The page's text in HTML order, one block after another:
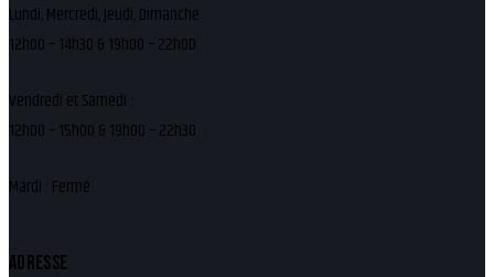
Lundi, Mercredi, Jeudi, Dimanche
12h00 – 14h30 & 19h00 – 22h00
Vendredi et Samedi :
12h00 – 15h00 & 19h00 – 22h30
Mardi : Fermé
ADRESSE